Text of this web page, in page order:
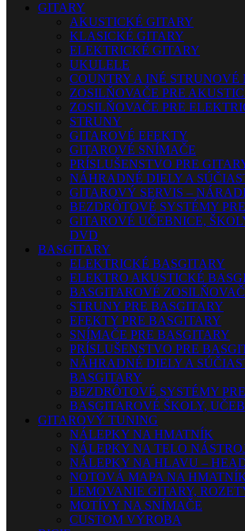
GITARY
AKUSTICKÉ GITARY
KLASICKÉ GITARY
ELEKTRICKÉ GITARY
UKULELE
COUNTRY A INÉ STRUNOVÉ
ZOSILŇOVAČE PRE
ZOSILŇOVAČE PRE
STRUNY
GITAROVÉ EFEKTY
GITAROVÉ SNÍMAČE
PRÍSLUŠENSTVO PRE
NÁHRADNÉ DIELY A
GITAROVÝ SERVIS –
BEZDRÔTOVÉ SYSTÉMY
GITAROVÉ UČEBNICE,
DVD
BASGITARY
ELEKTRICKÉ BASGITARY
ELEKTRO AKUSTICKÉ
BASGITAROVÉ
STRUNY PRE BASGITARY
EFEKTY PRE BASGITARY
SNÍMAČE PRE BASGITARY
PRÍSLUŠENSTVO PRE
NÁHRADNÉ DIELY A
BASGITARY
BEZDRÔTOVÉ SYSTÉMY
BASGITAROVÉ ŠKOLY,
GITAROVÝ TUNING
NÁLEPKY NA HMATNÍK
NÁLEPKY NA TELO
NÁLEPKY NA HLAVU –
NOTOVÁ MAPA NA
LEMOVANIE GITARY,
MOTÍVY NA SNÍMAČE
CUSTOM VÝROBA